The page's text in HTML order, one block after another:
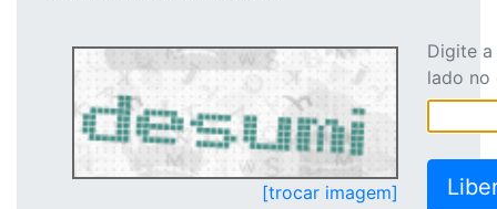
[trocar imagem]
Digite
lado no